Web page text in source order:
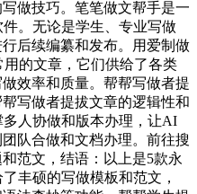
做技巧。笔笔做文帮手是一
。无论是学生、专业写做
后续编纂和发布。用爱制做
的文章，它们供给了各类
效率和质量。帮帮写做者提
写做者提拔文章的逻辑性和
人协做和版本办理，让AI
队合做和文档办理。前往搜
范文，结语：以上是5款永
丰硕的写做模板和范文，